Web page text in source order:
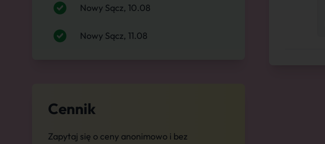
Nowy Sącz, 10.08
Nowy Sącz, 11.08
Cennik
Zapytaj się o ceny anonimowo i bez